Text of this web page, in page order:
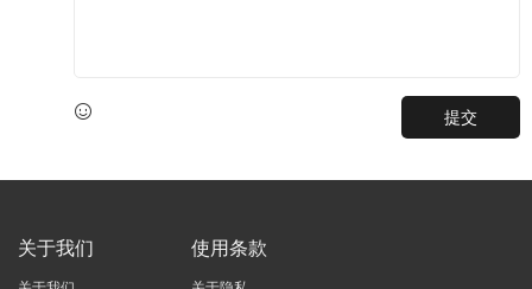
提交
关于我们 使用条款